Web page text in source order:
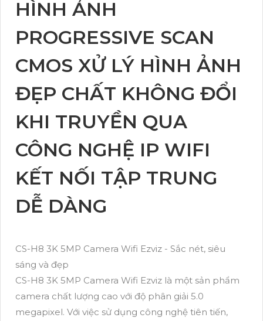
HÌNH ẢNH
PROGRESSIVE SCAN
CMOS XỬ LÝ HÌNH ẢNH
ĐẸP CHẤT KHÔNG ĐỔI
KHI TRUYỀN QUA
CÔNG NGHỆ IP WIFI
KẾT NỐI TẬP TRUNG
DỄ DÀNG
CS-H8 3K 5MP Camera Wifi Ezviz - Sắc nét, siêu
sáng và đẹp
CS-H8 3K 5MP Camera Wifi Ezviz là một sản phẩm
camera chất lượng cao với độ phân giải 5.0
megapixel. Với việc sử dụng công nghệ tiên tiến,